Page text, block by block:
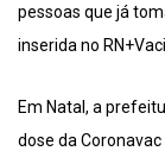
pessoas que já
inserida no
Em Natal, a
dose da